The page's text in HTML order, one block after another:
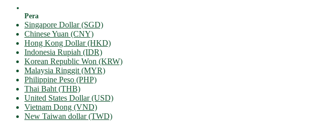
Pera
Singapore Dollar (SGD)
Chinese Yuan (CNY)
Hong Kong Dollar (HKD)
Indonesia Rupiah (IDR)
Korean Republic Won (KRW)
Malaysia Ringgit (MYR)
Philippine Peso (PHP)
Thai Baht (THB)
United States Dollar (USD)
Vietnam Dong (VND)
New Taiwan dollar (TWD)